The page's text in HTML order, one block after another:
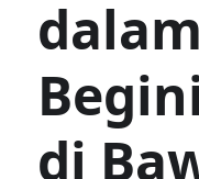
di